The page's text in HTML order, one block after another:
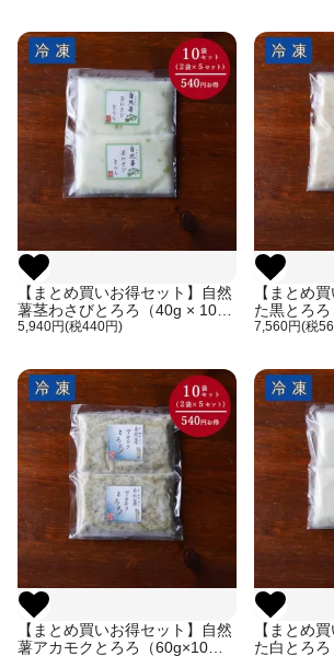
【まとめ買いお得セット】自然
薯茎わさびとろろ（40g × 10個
入り）
5,940円(税440円)
【まとめ
た黒とろ
尻氏昆布
7,560円(税
【まとめ買いお得セット】自然
薯アカモクとろろ（60g×10個
【まとめ
た白とろろ